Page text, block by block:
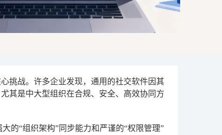
挑战。许多企业发现，通用的社交软件因其
其是中大型组织在合规、安全、高效协同方
的“组织架构”同步能力和严谨的“权限管理”